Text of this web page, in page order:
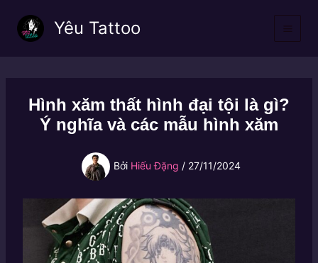
Yêu Tattoo
Hình xăm thất hình đại tội là gì?
Ý nghĩa và các mẫu hình xăm
Bởi Hiếu Đặng / 27/11/2024